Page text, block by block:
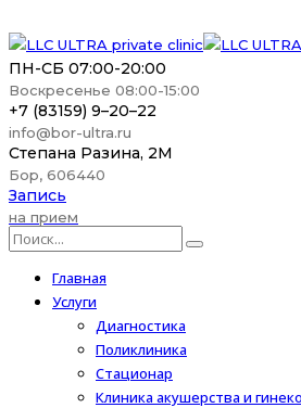
ПН-СБ 07:00-20:00
Воскресенье 08:00-15:00
+7 (83159) 9–20–22
info@bor-ultra.ru
Степана Разина, 2М
Бор, 606440
Запись
на прием
Главная
Услуги
Диагностика
Поликлиника
Стационар
Клиника акушерства и